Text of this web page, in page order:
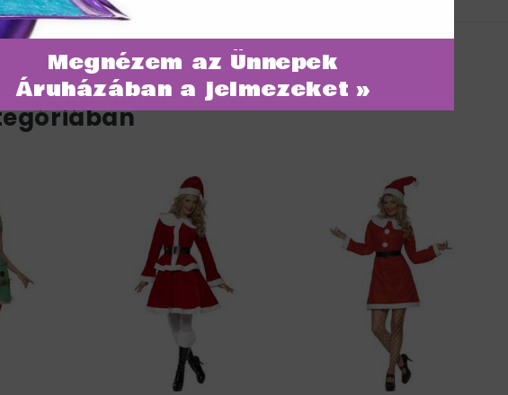
Megnézem az Ünnepek
Áruházában a jelmezeket »